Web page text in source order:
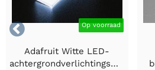
 Op voorraad
Adafruit Witte LED-
achtergrondverlichtingsmodule